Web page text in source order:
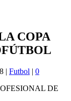
COPA
| Futbol | 0